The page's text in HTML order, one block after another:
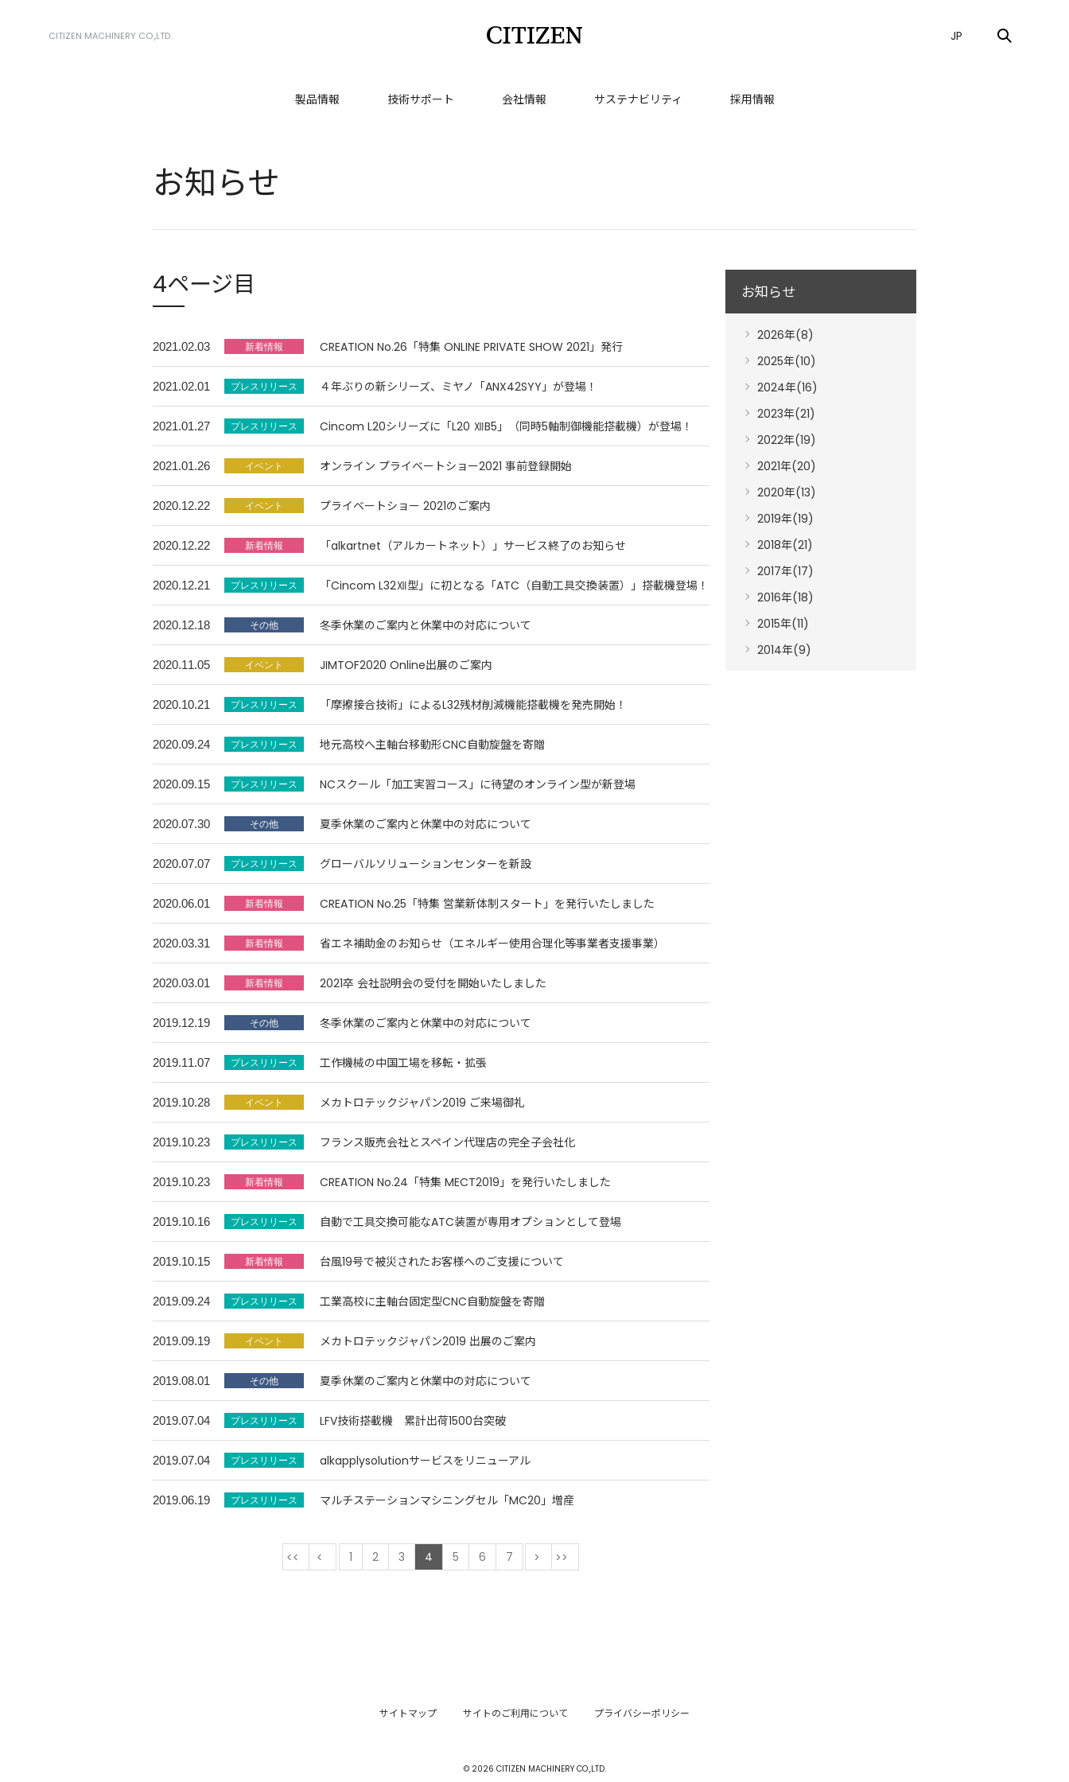
CITIZEN MACHINERY CO.,LTD. JP
製品情報 技術サポート 会社情報 サステナビリティ 採用情報
お知らせ
4ページ目
2021.02.03 CREATION No.26「特集 ONLINE PRIVATE SHOW 2021」発行
2021.02.01 ４年ぶりの新シリーズ、ミヤノ「ANX42SYY」が登場！
2021.01.27 Cincom L20シリーズに「L20 ⅫB5」（同時5軸制御機能搭載機）が登場！
2021.01.26 オンライン プライベートショー2021 事前登録開始
2020.12.22 プライベートショー 2021のご案内
2020.12.22 「alkartnet（アルカートネット）」サービス終了のお知らせ
2020.12.21 「Cincom L32Ⅻ型」に初となる「ATC（自動工具交換装置）」搭載機登場！
2020.12.18 冬季休業のご案内と休業中の対応について
2020.11.05 JIMTOF2020 Online出展のご案内
2020.10.21 「摩擦接合技術」によるL32残材削減機能搭載機を発売開始！
2020.09.24 地元高校へ主軸台移動形CNC自動旋盤を寄贈
2020.09.15 NCスクール「加工実習コース」に待望のオンライン型が新登場
2020.07.30 夏季休業のご案内と休業中の対応について
2020.07.07 グローバルソリューションセンターを新設
2020.06.01 CREATION No.25「特集 営業新体制スタート」を発行いたしました
2020.03.31 省エネ補助金のお知らせ（エネルギー使用合理化等事業者支援事業）
2020.03.01 2021卒 会社説明会の受付を開始いたしました
2019.12.19 冬季休業のご案内と休業中の対応について
2019.11.07 工作機械の中国工場を移転・拡張
2019.10.28 メカトロテックジャパン2019 ご来場御礼
2019.10.23 フランス販売会社とスペイン代理店の完全子会社化
2019.10.23 CREATION No.24「特集 MECT2019」を発行いたしました
2019.10.16 自動で工具交換可能なATC装置が専用オプションとして登場
2019.10.15 台風19号で被災されたお客様へのご支援について
2019.09.24 工業高校に主軸台固定型CNC自動旋盤を寄贈
2019.09.19 メカトロテックジャパン2019 出展のご案内
2019.08.01 夏季休業のご案内と休業中の対応について
2019.07.04 LFV技術搭載機 累計出荷1500台突破
2019.07.04 alkapplysolutionサービスをリニューアル
2019.06.19 マルチステーションマシニングセル「MC20」増産
最初 前1 2 3 4 5 6 7 次
お知らせ
2026年(8)
2025年(10)
2024年(16)
2023年(21)
2022年(19)
2021年(20)
2020年(13)
2019年(19)
2018年(21)
2017年(17)
2016年(18)
2015年(11)
2014年(9)
サイトマップ サイトのご利用について プライバシーポリシー
© 2026 CITIZEN MACHINERY CO.,LTD.